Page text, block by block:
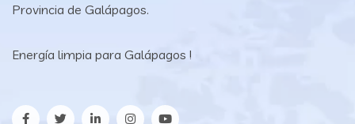
Provincia de Galápagos.
Energía limpia para Galápagos !